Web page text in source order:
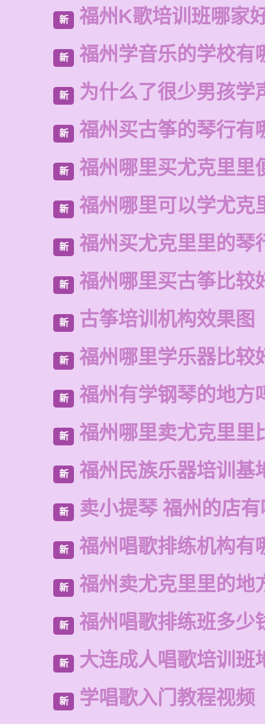
新 福州K歌培训班哪家
新 福州学音乐的学校有
新 为什么了很少男孩学
新 福州买古筝的琴行有
新 福州哪里买尤克里里
新 福州哪里可以学尤克
新 福州买尤克里里的琴
新 福州哪里买古筝比较
新 古筝培训机构效果图
新 福州哪里学乐器比较
新 福州有学钢琴的地方
新 福州哪里卖尤克里里
新 福州民族乐器培训基
新 卖小提琴 福州的店
新 福州唱歌排练机构有
新 福州卖尤克里里的地
新 福州唱歌排练班多少
新 大连成人唱歌培训班
新 学唱歌入门教程视频